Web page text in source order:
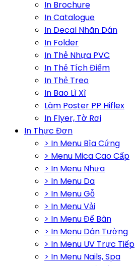
In Brochure
In Catalogue
In Decal Nhãn Dán
In Folder
In Thẻ Nhựa PVC
In Thẻ Tích Điểm
In Thẻ Treo
In Bao Lì Xì
Làm Poster PP Hiflex
In Flyer, Tờ Rơi
In Thực Đơn
> In Menu Bìa Cứng
> Menu Mica Cao Cấp
> In Menu Nhựa
> In Menu Da
> In Menu Gỗ
> In Menu Vải
> In Menu Để Bàn
> In Menu Dán Tường
> In Menu UV Trực Tiếp
> In Menu Nails, Spa